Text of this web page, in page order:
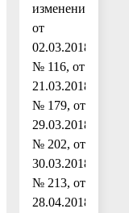
изменениями
от
02.03.2018
№ 116, от
21.03.2018
№ 179, от
29.03.2018
№ 202, от
30.03.2018
№ 213, от
28.04.2018